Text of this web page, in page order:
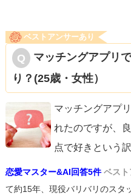
ベストアンサーあり
マッチングアプリ
り？(25歳・女性）
マッチングアプ
れたのですが、
点で好きという訳
恋愛マスター&AI回答5件 ベス
て約15年、現役バリバリのスタ